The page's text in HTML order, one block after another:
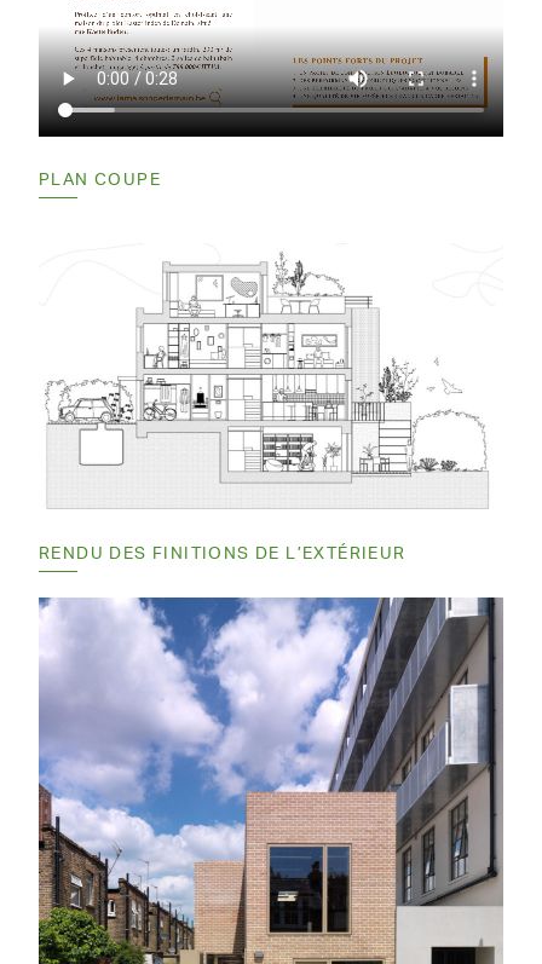
PLAN COUPE
RENDU DES FINITIONS DE L’EXTÉRIEUR